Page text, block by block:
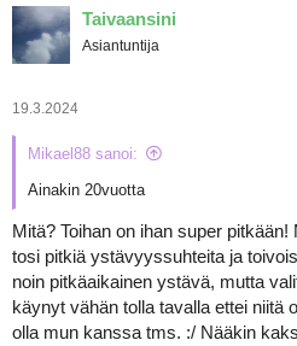
k
t
o
:
Taivaansini
Asiantuntija
19.3.2024
Mikael88 sanoi:
Ainakin 20vuotta
Mitä? Toihan on ihan super
tosi pitkiä ystävyyssuhteita ja
noin pitkäaikainen ystävä, mutta
käynyt vähän tolla tavalla ettei niitä
olla mun kanssa tms. :/ Nääkin